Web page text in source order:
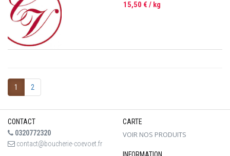
15,50 € / kg
1 2
CONTACT
0320772320
contact@boucherie-coevoet.fr
CARTE
VOIR NOS PRODUITS